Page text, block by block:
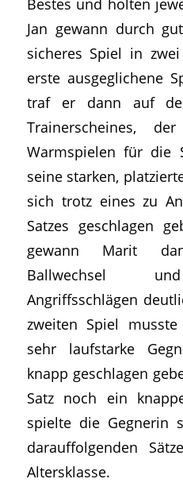
Jan gewann durch
sicheres Spiel in
erste ausgeglichene
traf er dann auf
Trainerscheines,
Warmspielen für die
seine starken,
sich trotz eines zu
Satzes geschlagen
gewann Marit
Ballwechsel
Angriffsschlägen
zweiten Spiel
sehr laufstarke
knapp geschlagen
Satz noch ein
spielte die Gegnerin
darauffolgenden
Altersklasse.